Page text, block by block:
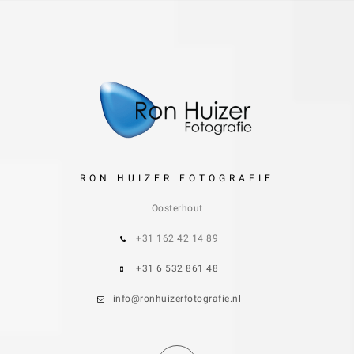
RON HUIZER FOTOGRAFIE
Oosterhout
+31 162 42 14 89
+31 6 532 861 48
info@ronhuizerfotografie.nl